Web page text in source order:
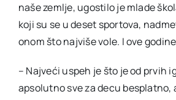
naše zemlje, ugostilo je mlade
koji su se u deset sportova,
onom što najviše vole. I ove
– Najveći uspeh je što je od prvih
apsolutno sve za decu besplatno,